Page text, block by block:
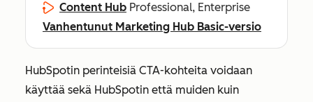
Content Hub Professional, Enterprise
Vanhentunut Marketing Hub Basic-versio
HubSpotin perinteisiä CTA-kohteita voidaan
käyttää sekä HubSpotin että muiden kuin